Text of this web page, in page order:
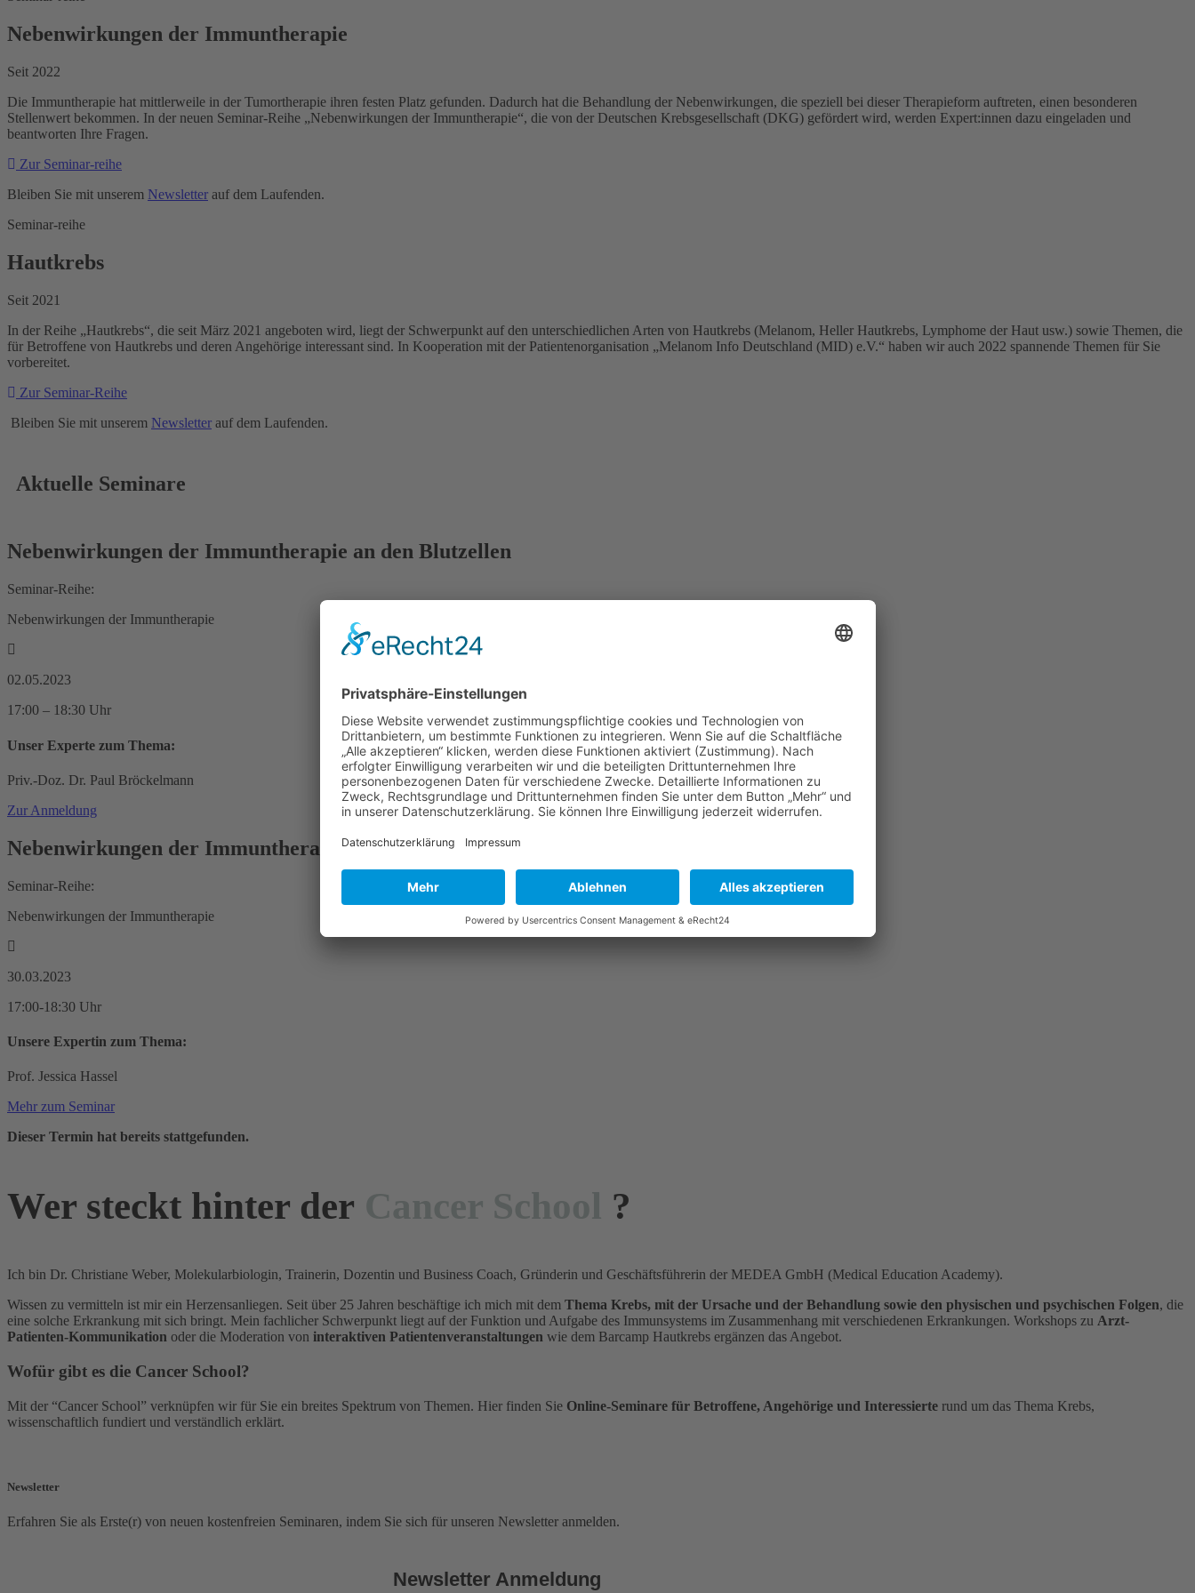
Nebenwirkungen der Immuntherapie
Seit 2022
Die Immuntherapie hat mittlerweile in der Tumortherapie ihren festen Platz gefunden. Dadurch hat die Behandlung der Nebenwirkungen, die speziell bei dieser Therapieform auftreten, einen besonderen
Stellenwert bekommen. In der neuen Seminar-Reihe „Nebenwirkungen der Immuntherapie“, die von der Deutschen Krebsgesellschaft (DKG) gefördert wird, werden Expert:innen dazu eingeladen und
beantworten Ihre Fragen.
Zur Seminar-reihe
Bleiben Sie mit unserem Newsletter auf dem Laufenden.
Seminar-reihe
Hautkrebs
Seit 2021
In der Reihe „Hautkrebs“, die seit März 2021 angeboten wird, liegt der Schwerpunkt auf den unterschiedlichen Arten von Hautkrebs (Melanom, Heller Hautkrebs, Lymphome der Haut usw.) sowie Themen, die
für Betroffene von Hautkrebs und deren Angehörige interessant sind. In Kooperation mit der Patientenorganisation „Melanom Info Deutschland (MID) e.V.“ haben wir auch 2022 spannende Themen für Sie
vorbereitet.
Zur Seminar-Reihe
Bleiben Sie mit unserem Newsletter auf dem Laufenden.
Aktuelle Seminare
Nebenwirkungen der Immuntherapie an den Blutzellen
Seminar-Reihe:
Nebenwirkungen der Immuntherapie
02.05.2023
17:00 – 18:30 Uhr
Unser Experte zum Thema:
Priv.-Doz. Dr. Paul Bröckelmann
Zur Anmeldung
Nebenwirkungen der Immuntherapie an der Haut
Seminar-Reihe:
Nebenwirkungen der Immuntherapie
30.03.2023
17:00-18:30 Uhr
Unsere Expertin zum Thema:
Prof. Jessica Hassel
Mehr zum Seminar
Dieser Termin hat bereits stattgefunden.
Wer steckt hinter der Cancer School ?
Ich bin Dr. Christiane Weber, Molekularbiologin, Trainerin, Dozentin und Business Coach, Gründerin und Geschäftsführerin der MEDEA GmbH (Medical Education Academy).
Wissen zu vermitteln ist mir ein Herzensanliegen. Seit über 25 Jahren beschäftige ich mich mit dem Thema Krebs, mit der Ursache und der Behandlung sowie den physischen und psychischen Folgen, die
eine solche Erkrankung mit sich bringt. Mein fachlicher Schwerpunkt liegt auf der Funktion und Aufgabe des Immunsystems im Zusammenhang mit verschiedenen Erkrankungen. Workshops zu Arzt-
Patienten-Kommunikation oder die Moderation von interaktiven Patientenveranstaltungen wie dem Barcamp Hautkrebs ergänzen das Angebot.
Wofür gibt es die Cancer School?
Mit der “Cancer School” verknüpfen wir für Sie ein breites Spektrum von Themen. Hier finden Sie Online-Seminare für Betroffene, Angehörige und Interessierte rund um das Thema Krebs,
wissenschaftlich fundiert und verständlich erklärt.
Newsletter
Erfahren Sie als Erste(r) von neuen kostenfreien Seminaren, indem Sie sich für unseren Newsletter anmelden.
Newsletter Anmeldung